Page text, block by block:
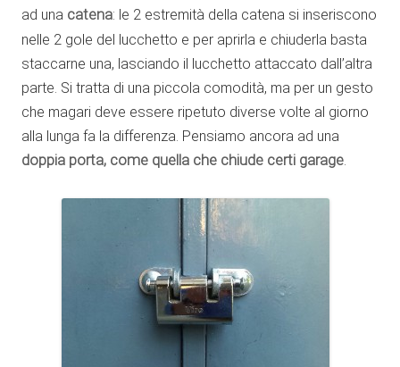
ad una catena: le 2 estremità della catena si inseriscono
nelle 2 gole del lucchetto e per aprirla e chiuderla basta
staccarne una, lasciando il lucchetto attaccato dall’altra
parte. Si tratta di una piccola comodità, ma per un gesto
che magari deve essere ripetuto diverse volte al giorno
alla lunga fa la differenza. Pensiamo ancora ad una
doppia porta, come quella che chiude certi garage.